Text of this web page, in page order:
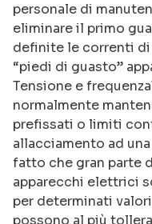
personale di
eliminare il primo
definite le correnti
“piedi di guasto”
Tensione e
normalmente
prefissati o limiti
allacciamento ad
fatto che gran parte
apparecchi elettrici
per determinati
possono al più